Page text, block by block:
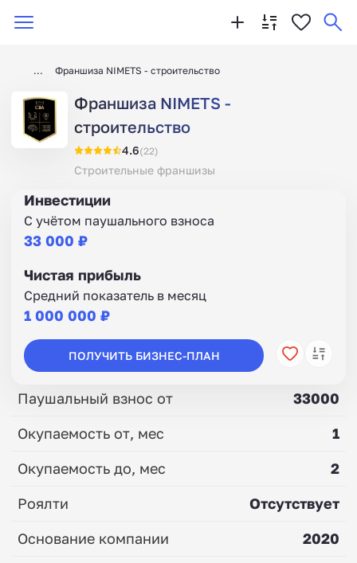
Франшиза NIMETS - строительство
Франшиза NIMETS -
строительство
4.6(22)
Строительные франшизы
Инвестиции
С учётом паушального взноса
33 000 ₽
Чистая прибыль
Средний показатель в месяц
1 000 000 ₽
ПОЛУЧИТЬ БИЗНЕС-ПЛАН
Паушальный взнос от
33000
Окупаемость от, мес
1
Окупаемость до, мес
2
Роялти
Отсутствует
Основание компании
2020